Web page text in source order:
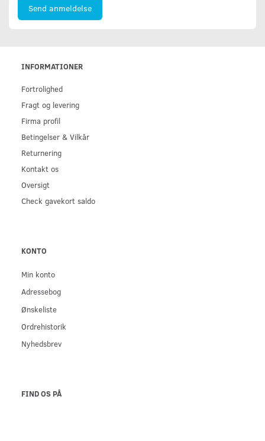
Send anmeldelse
INFORMATIONER
Fortrolighed
Fragt og levering
Firma profil
Betingelser & Vilkår
Returnering
Kontakt os
Oversigt
Check gavekort saldo
KONTO
Min konto
Adressebog
Ønskeliste
Ordrehistorik
Nyhedsbrev
FIND OS PÅ